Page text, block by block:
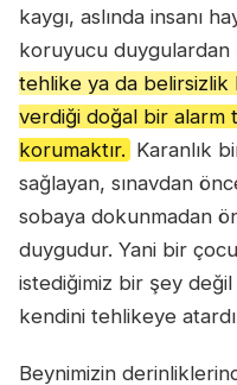
kaygı, aslında insanı
koruyucu duygulardan
tehlike ya da belirsizlik
verdiği doğal bir alarm
korumaktır. Karanlık
sağlayan, sınavdan
sobaya dokunmadan
duygudur. Yani bir
istediğimiz bir şey
kendini tehlikeye
Beynimizin